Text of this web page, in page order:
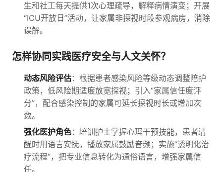
生和社工每天提供1次心理疏导，解释病情演变；开展
“ICU开放日”活动，让家属非探视时段参观病房，消除
误解。
怎样协同实践医疗安全与人文关怀？
动态风险评估：根据患者感染风险等级动态调整陪护
政策，低风险期适度放宽探视；引入“家属信任度评
分”，配合感染控制的家属可延长探视时长或增加次
数。
强化医护角色：培训护士掌握心理干预技能，患者清
醒时用语言安抚，播放家属鼓励音频；实施“透明化治
疗流程”，把专业信息转化为通俗语言，增强家属信
任。